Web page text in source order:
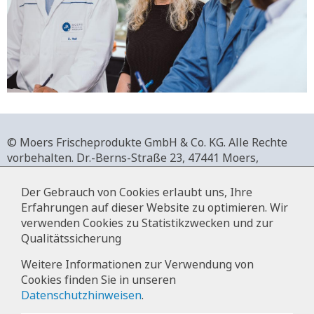
© Moers Frischeprodukte GmbH & Co. KG. Alle Rechte
vorbehalten. Dr.-Berns-Straße 23, 47441 Moers,
+49 2841 911-0,www.moers-frischeprodukte.de
Impressum
Datenschutz
Der Gebrauch von Cookies erlaubt uns, Ihre
Erfahrungen auf dieser Website zu optimieren. Wir
verwenden Cookies zu Statistikzwecken und zur
Qualitätssicherung
Weitere Informationen zur Verwendung von
Cookies finden Sie in unseren
Datenschutzhinweisen.